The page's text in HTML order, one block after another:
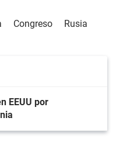
Congreso Rusia
EEUU por